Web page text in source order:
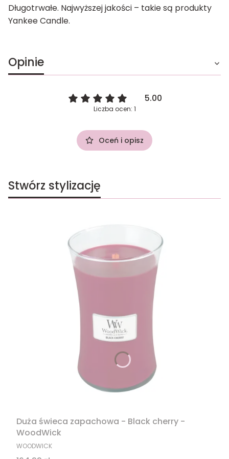
Długotrwałe. Najwyższej jakości – takie są produkty
Yankee Candle.
Opinie
5.00
Liczba ocen: 1
Oceń i opisz
Stwórz stylizację
Duża świeca zapachowa - Black cherry -
WoodWick
PRODUCENT
WOODWICK